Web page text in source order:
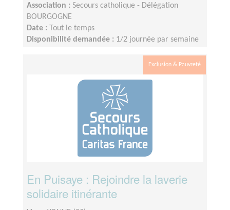
Association : Secours catholique - Délégation
BOURGOGNE
Date :
Tout le temps
Disponibilité demandée : 1/2 journée par semaine
Exclusion & Pauvreté
En Puisaye : Rejoindre la laverie
solidaire itinérante